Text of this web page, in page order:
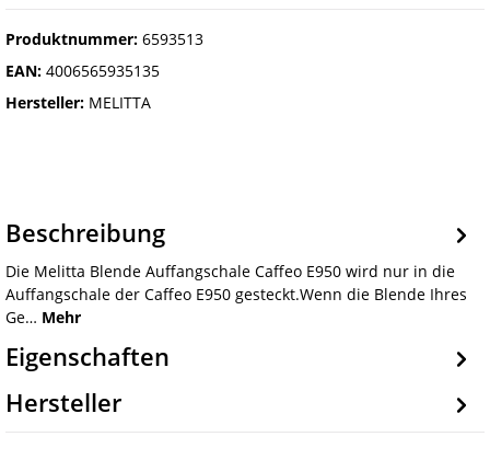
Produktnummer: 6593513
EAN: 4006565935135
Hersteller: MELITTA
Beschreibung
Die Melitta Blende Auffangschale Caffeo E950 wird nur in die
Auffangschale der Caffeo E950 gesteckt.Wenn die Blende Ihres
Ge… Mehr
Eigenschaften
Hersteller